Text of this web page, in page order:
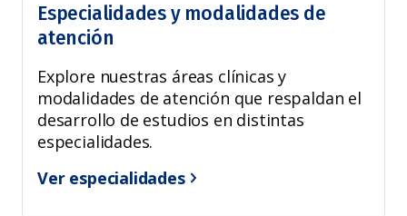
Especialidades y modalidades de
atención
Explore nuestras áreas clínicas y
modalidades de atención que respaldan el
desarrollo de estudios en distintas
especialidades.
Ver especialidades